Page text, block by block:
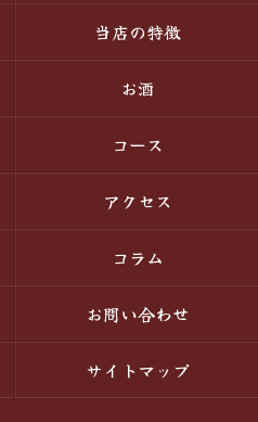
当店の特徴
お酒
コース
アクセス
コラム
お問い合わせ
サイトマップ